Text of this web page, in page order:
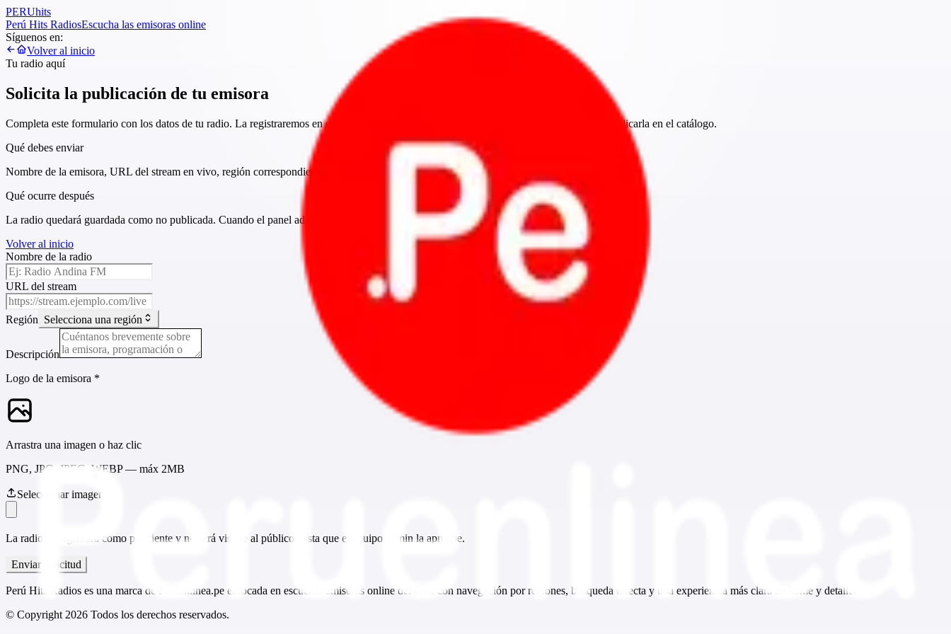
PERUhits
Perú Hits RadiosEscucha las emisoras online
Síguenos en:
Volver al inicio
Tu radio aquí
Solicita la publicación de tu emisora
Completa este formulario con los datos de tu radio. La registraremos en estado pendiente y el equipo administrador la revisará antes de publicarla en el catálogo.
Qué debes enviar
Nombre de la emisora, URL del stream en vivo, región correspondiente y un logo en buena calidad.
Qué ocurre después
La radio quedará guardada como no publicada. Cuando el panel admin la apruebe, recién aparecerá en la web.
Volver al inicio
Nombre de la radio
URL del stream
Región Selecciona una región
Descripción
Logo de la emisora *
Arrastra una imagen o haz clic
PNG, JPG, JPEG, WEBP — máx 2MB
Seleccionar imagen
La radio se registrará como pendiente y no será visible al público hasta que el equipo admin la apruebe.
Enviar solicitud
Perú Hits Radios es una marca de Peruenlinea.pe enfocada en escuchar emisoras online del Perú con navegación por regiones, búsqueda directa y una experiencia más clara en home y detalle.
© Copyright 2026 Todos los derechos reservados.